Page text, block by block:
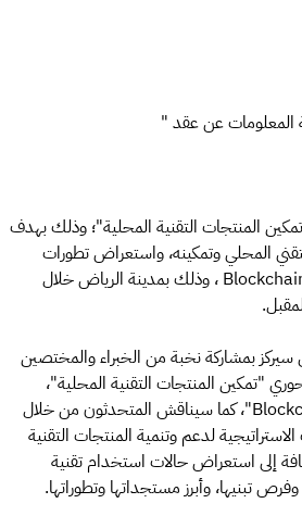
المعلومات عن عقد "
المنتجات التقنية المحلية"؛ وذلك بهدف
المحلي وتمكينه، واستعراض تطورات
تقنية سلسلة الكتل الرائدة Blockchain ، وذلك بمدينة الرياض خلال
بمشاركة نخبة من الخبراء والمختصين
"تمكين المنتجات التقنية المحلية"،
و"تقنية سلسلة الكتل Blockchain"، كما سيناقش المتحدثون من خلال
لدعم وتنمية المنتجات التقنية
إلى استعراض حالات استخدام تقنية